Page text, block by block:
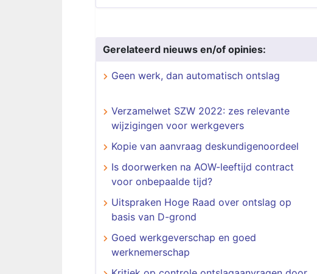
Gerelateerd nieuws en/of opinies:
Geen werk, dan automatisch ontslag
Verzamelwet SZW 2022: zes relevante
wijzigingen voor werkgevers
Kopie van aanvraag deskundigenoordeel
Is doorwerken na AOW-leeftijd contract
voor onbepaalde tijd?
Uitspraken Hoge Raad over ontslag op
basis van D-grond
Goed werkgeverschap en goed
werknemerschap